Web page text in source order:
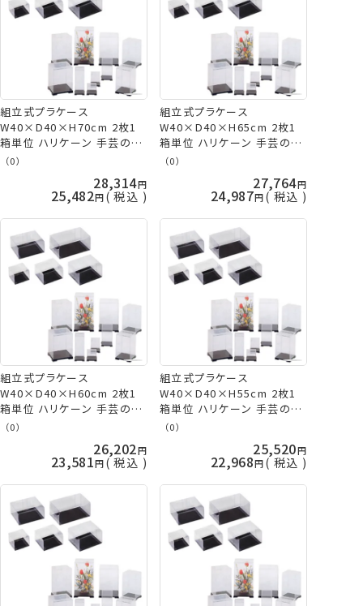
組立式プラケース
W40×D40×H70cm 2枚1
箱単位 ハリケーン 手芸の山
久
（0）
28,314
25,482 税込
組立式プラケース
W40×D40×H65cm 2枚1
箱単位 ハリケーン 手芸の山
久
（0）
27,764
24,987 税込
組立式プラケース
W40×D40×H60cm 2枚1
箱単位 ハリケーン 手芸の山
久
（0）
26,202
23,581 税込
組立式プラケース
W40×D40×H55cm 2枚1
箱単位 ハリケーン 手芸の山
久
（0）
25,520
22,968 税込